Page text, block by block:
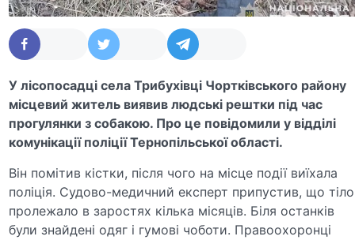
У лісопосадці села Трибухівці Чортківського району
місцевий житель виявив людські рештки під час
прогулянки з собакою. Про це повідомили у відділі
комунікації поліції Тернопільської області.
Він помітив кістки, після чого на місце події виїхала
поліція. Судово-медичний експерт припустив, що тіло
пролежало в заростях кілька місяців. Біля останків
були знайдені одяг і гумові чоботи. Правоохоронці